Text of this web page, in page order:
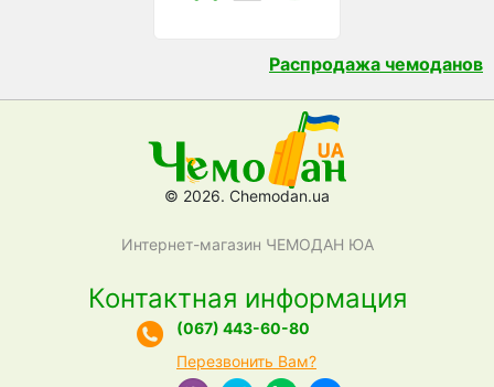
Распродажа чемоданов
© 2026. Chemodan.ua
Интернет-магазин ЧЕМОДАН ЮА
Контактная информация
(067) 443-60-80
Перезвонить Вам?